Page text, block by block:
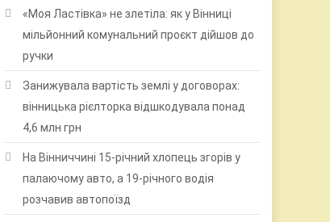
«Моя Ластівка» не злетіла: як у Вінниці
мільйонний комунальний проєкт дійшов до
ручки
Занижувала вартість землі у договорах:
вінницька рієлторка відшкодувала понад
4,6 млн грн
На Вінниччині 15-річний хлопець згорів у
палаючому авто, а 19-річного водія
розчавив автопоїзд